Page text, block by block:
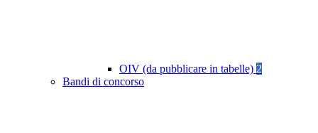
OIV (da pubblicare in tabelle) 2
Bandi di concorso